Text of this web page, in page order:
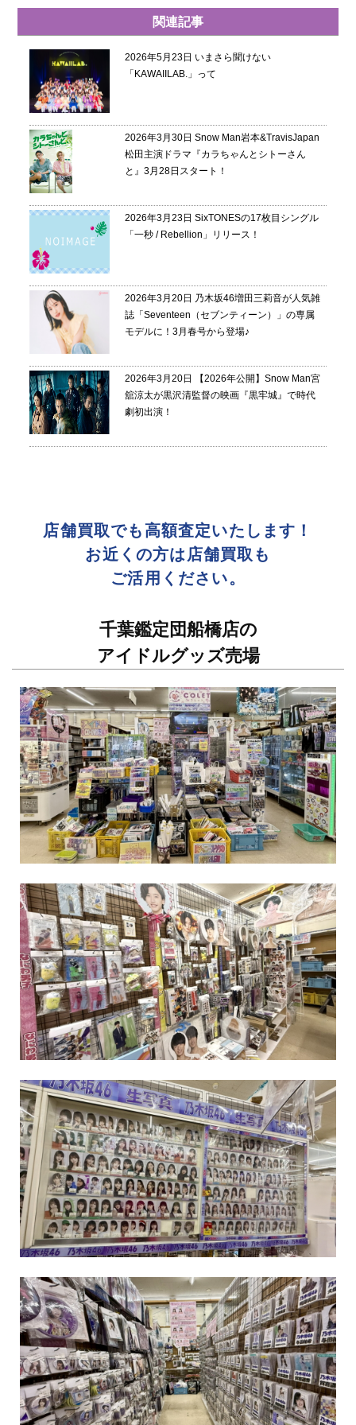
関連記事
2026年5月23日 いまさら聞けない
「KAWAIILAB.」って
2026年3月30日 Snow Man岩本&TravisJapan
松田主演ドラマ『カラちゃんとシトーさん
と』3月28日スタート！
2026年3月23日 SixTONESの17枚目シングル
「一秒 / Rebellion」リリース！
2026年3月20日 乃木坂46増田三莉音が人気雑
誌「Seventeen（セブンティーン）」の専属
モデルに！3月春号から登場♪
2026年3月20日
【2026年公開】Snow Man宮
舘涼太が黒沢清監督の映画『黒牢城』で時代
劇初出演！
店舗買取でも高額査定いたします！
お近くの方は店舗買取も
ご活用ください。
千葉鑑定団船橋店の
アイドルグッズ売場